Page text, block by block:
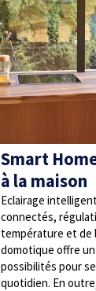
Smart
à la maison
Eclairage
connectés,
température et de
domotique offre
possibilités pour
quotidien. En